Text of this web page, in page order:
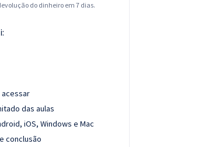
do dinheiro em 7 dias.
acessar
das aulas
iOS, Windows e Mac
conclusão